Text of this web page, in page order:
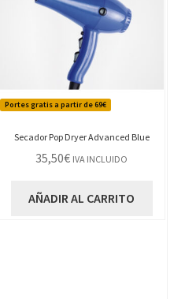
Portes gratis a partir de 69€
Secador Pop Dryer Advanced Blue
35,50€ IVA INCLUIDO
AÑADIR AL CARRITO